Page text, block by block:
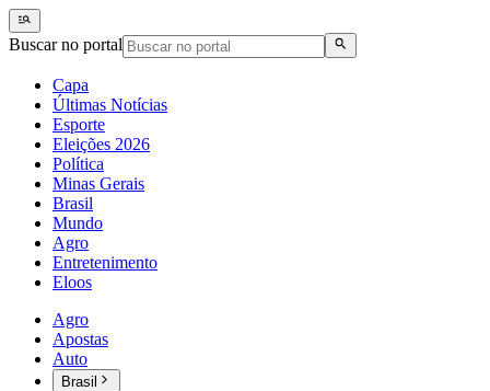
Buscar no portal
Capa
Últimas Notícias
Esporte
Eleições 2026
Política
Minas Gerais
Brasil
Mundo
Agro
Entretenimento
Eloos
Agro
Apostas
Auto
Brasil